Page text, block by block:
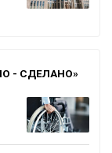
- СДЕЛАНО»